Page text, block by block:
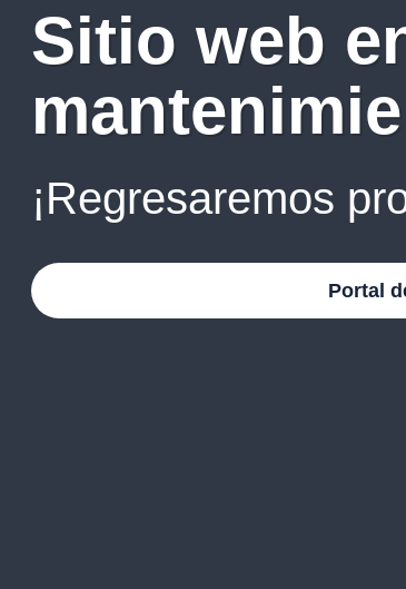
Sitio web
¡Regresaremos
Portal